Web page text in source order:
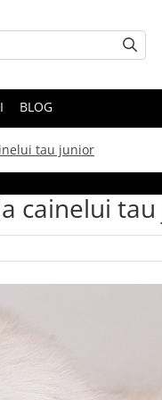
BLOG
tau junior
cainelui